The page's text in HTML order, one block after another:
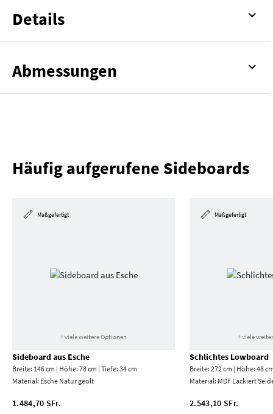
Details
Abmessungen
Häufig aufgerufene Sideboards
Maßgefertigt
+ viele weitere Optionen
Sideboard aus Esche
Breite: 146 cm | Höhe: 78 cm | Tiefe: 34 cm
Material: Esche Natur geölt
1.484,70 SFr.
Maßgefertigt
+ viele
Schlichtes Lowboard
Breite: 272 cm | Höhe: 48
Material: MDF Lackiert
2.543,10 SFr.